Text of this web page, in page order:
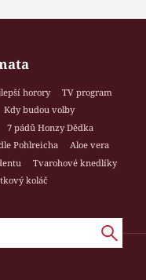
horory
TV program
Kdy budou volby
7 pádů Honzy Dědka
Pohlreicha
Aloe vera
Tvarohové knedlíky
koláč